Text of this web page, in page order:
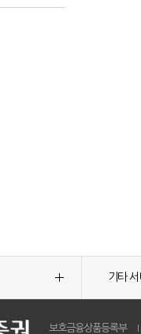
기타 서
보호금융상품등록부